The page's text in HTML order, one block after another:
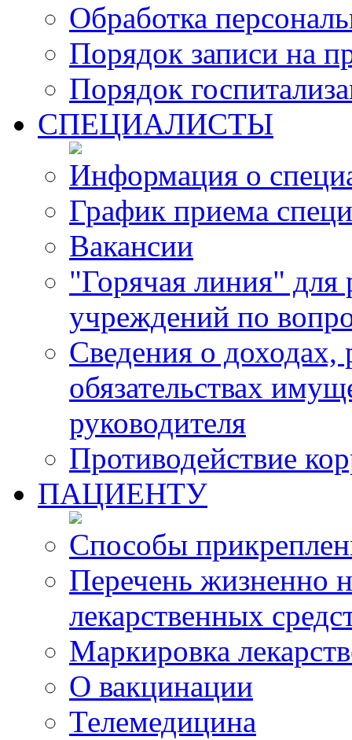
Обработка
Порядок записи на
Порядок
СПЕЦИАЛИСТЫ
Информация о
График приема
Вакансии
"Горячая линия"
учреждений по
Сведения о доходах,
обязательствах
руководителя
Противодействие
ПАЦИЕНТУ
Способы
Перечень жизненно
лекарственных
Маркировка
О вакцинации
Телемедицина